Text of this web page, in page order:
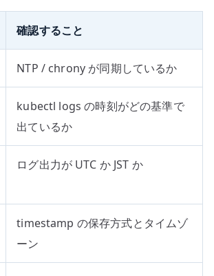
確認すること
NTP / chrony が同期しているか
kubectl logs の時刻がどの基準で
出ているか
ログ出力が UTC か JST か
timestamp の保存方式とタイムゾ
ーン